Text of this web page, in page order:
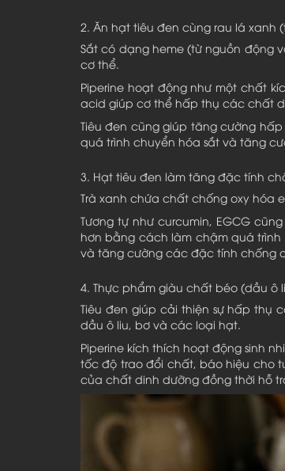
2. Ăn hạt tiêu đen cùng rau lá xanh
Sắt có dạng heme (từ nguồn động
cơ thể.
Piperine hoạt động như một chất
acid giúp cơ thể hấp thụ các chất
Tiêu đen cũng giúp tăng cường
quá trình chuyển hóa sắt và tăng
3. Hạt tiêu đen làm tăng đặc tính
Trà xanh chứa chất chống oxy hóa
Tương tự như curcumin, EGCG
hơn bằng cách làm chậm quá
và tăng cường các đặc tính chống
4. Thực phẩm giàu chất béo (dầu ô
Tiêu đen giúp cải thiện sự hấp
dầu ô liu, bơ và các loại hạt.
Piperine kích thích hoạt động sinh
tốc độ trao đổi chất, báo hiệu cho
của chất dinh dưỡng đồng thời hỗ